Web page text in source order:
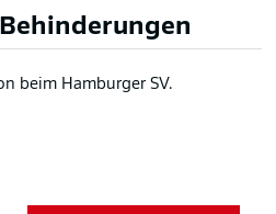
beim Hamburger SV.